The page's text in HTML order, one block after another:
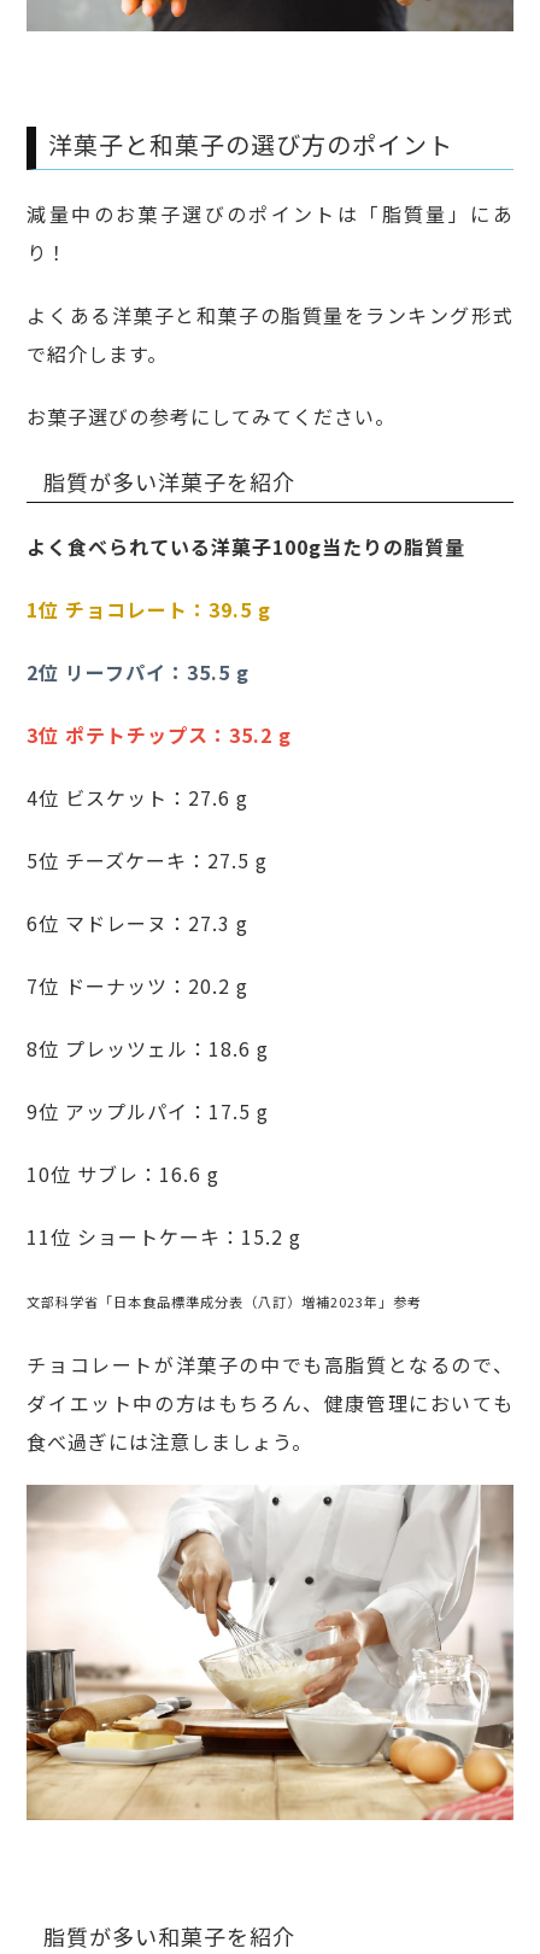
洋菓子と和菓子の選び方のポイント
減量中のお菓子選びのポイントは「脂質量」にあ
り！
よくある洋菓子と和菓子の脂質量をランキング形式
で紹介します。
お菓子選びの参考にしてみてください。
脂質が多い洋菓子を紹介
よく食べられている洋菓子100g当たりの脂質量
1位 チョコレート：39.5 g
2位 リーフパイ：35.5 g
3位 ポテトチップス：35.2 g
4位 ビスケット：27.6 g
5位 チーズケーキ：27.5 g
6位 マドレーヌ：27.3 g
7位 ドーナッツ：20.2 g
8位 プレッツェル：18.6 g
9位 アップルパイ：17.5 g
10位 サブレ：16.6 g
11位 ショートケーキ：15.2 g
文部科学省「日本食品標準成分表（八訂）増補2023年」参考
チョコレートが洋菓子の中でも高脂質となるので、
ダイエット中の方はもちろん、健康管理においても
食べ過ぎには注意しましょう。
脂質が多い和菓子を紹介